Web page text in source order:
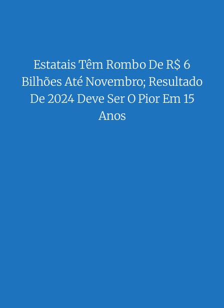
Estatais Têm Rombo De R$ 6
Bilhões Até Novembro; Resultado
De 2024 Deve Ser O Pior Em 15
Anos